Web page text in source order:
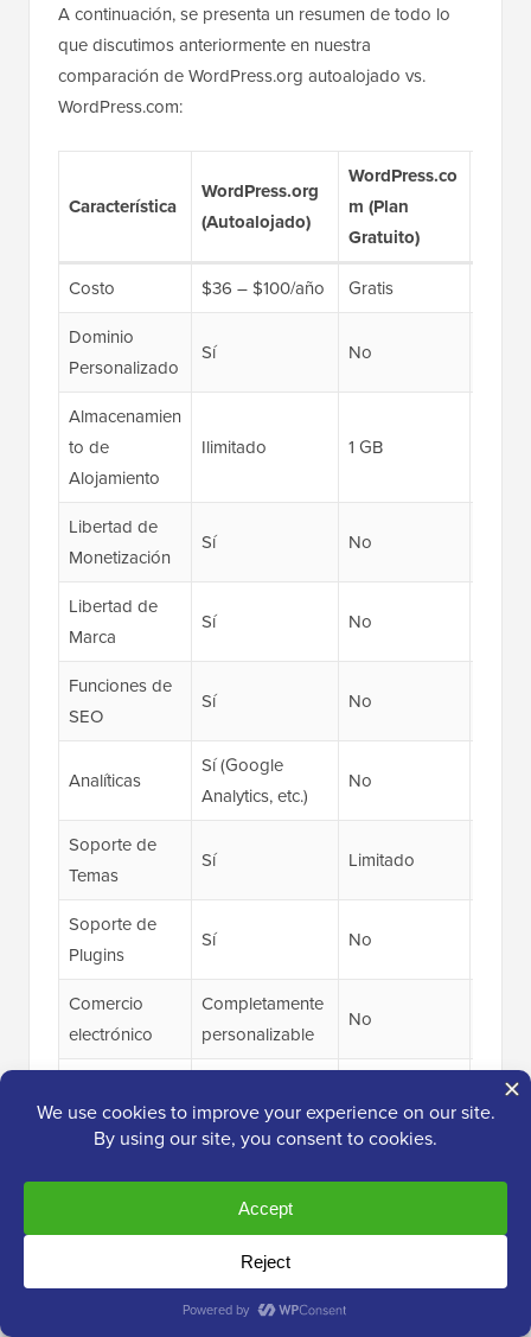
A continuación, se presenta un resumen de todo lo
que discutimos anteriormente en nuestra
comparación de WordPress.org autoalojado vs.
WordPress.com:
Característica
WordPress.org
(Autoalojado)
WordPress.co
m (Plan
Gratuito)
Costo
$36 – $100/año Gratis
Dominio
Personalizado
Sí No
Almacenamien
to de
Alojamiento
Ilimitado 1 GB
Libertad de
Monetización
Sí No
Libertad de
Marca
Sí No
Funciones de
SEO
Sí No
Analíticas
Sí (Google
Analytics, etc.)
No
Soporte de
Temas
Sí Limitado
Soporte de
Plugins
Sí No
Comercio
electrónico
Completamente
personalizable
No
Membresía
No
Flexible Limitado
Recursos para
Extenso